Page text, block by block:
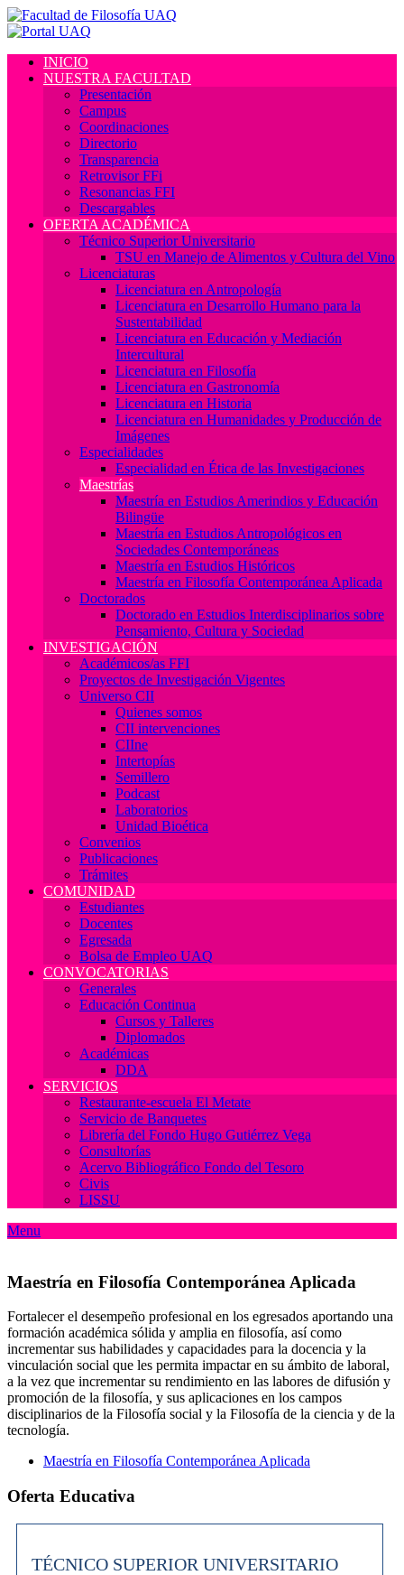
INICIO
NUESTRA FACULTAD
Presentación
Campus
Coordinaciones
Directorio
Transparencia
Retrovisor FFi
Resonancias FFI
Descargables
OFERTA ACADÉMICA
Técnico Superior Universitario
TSU en Manejo de Alimentos y Cultura del Vino
Licenciaturas
Licenciatura en Antropología
Licenciatura en Desarrollo Humano para la
Sustentabilidad
Licenciatura en Educación y Mediación
Intercultural
Licenciatura en Filosofía
Licenciatura en Gastronomía
Licenciatura en Historia
Licenciatura en Humanidades y Producción de
Imágenes
Especialidades
Especialidad en Ética de las Investigaciones
Maestrías
Maestría en Estudios Amerindios y Educación
Bilingüe
Maestría en Estudios Antropológicos en
Sociedades Contemporáneas
Maestría en Estudios Históricos
Maestría en Filosofía Contemporánea Aplicada
Doctorados
Doctorado en Estudios Interdisciplinarios sobre
Pensamiento, Cultura y Sociedad
INVESTIGACIÓN
Académicos/as FFI
Proyectos de Investigación Vigentes
Universo CII
Quienes somos
CII intervenciones
CIIne
Intertopías
Semillero
Podcast
Laboratorios
Unidad Bioética
Convenios
Publicaciones
Trámites
COMUNIDAD
Estudiantes
Docentes
Egresada
Bolsa de Empleo UAQ
CONVOCATORIAS
Generales
Educación Continua
Cursos y Talleres
Diplomados
Académicas
DDA
SERVICIOS
Restaurante-escuela El Metate
Servicio de Banquetes
Librería del Fondo Hugo Gutiérrez Vega
Consultorías
Acervo Bibliográfico Fondo del Tesoro
Civis
LISSU
Menu
Maestría en Filosofía Contemporánea Aplicada
Fortalecer el desempeño profesional en los egresados aportando una
formación académica sólida y amplia en filosofía, así como
incrementar sus habilidades y capacidades para la docencia y la
vinculación social que les permita impactar en su ámbito de laboral,
a la vez que incrementar su rendimiento en las labores de difusión y
promoción de la filosofía, y sus aplicaciones en los campos
disciplinarios de la Filosofía social y la Filosofía de la ciencia y de la
tecnología.
Maestría en Filosofía Contemporánea Aplicada
Oferta Educativa
TÉCNICO SUPERIOR UNIVERSITARIO